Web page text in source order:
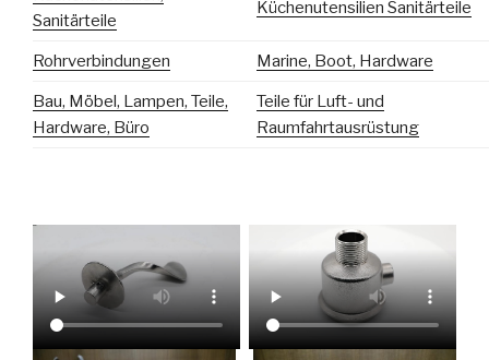
Sanitärteile
Küchenutensilien Sanitärteile
Rohrverbindungen Marine, Boot, Hardware
Bau, Möbel, Lampen, Teile,
Hardware, Büro
Teile für Luft- und
Raumfahrtausrüstung